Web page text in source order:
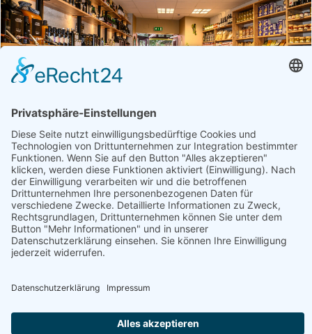
Betrieb Öffnungszeiten
Obst und Gemüsewelt Brandner
Fleisch, Geschenke, Getränke, Getreideprodukte, Gourmet-
Zutaten, Honig, Aufstriche & Co, Milchprodukte, Obst &
Gemüse, Süßes & Snacks, Weitere Hofprodukte
Produktübersicht
Apfel, Apfelsaft, Aufstriche herzhaft, Balsamico Essig,
Cracker, Essig
Österreich - 9800 Spittal an der Drau - Bahnhofstrasse 3